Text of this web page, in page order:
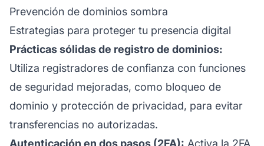
Prevención de dominios sombra
Estrategias para proteger tu presencia digital
Prácticas sólidas de registro de dominios:
Utiliza registradores de confianza con funciones
de seguridad mejoradas, como bloqueo de
dominio y protección de privacidad, para evitar
transferencias no autorizadas.
Autenticación en dos pasos (2FA): Activa la 2FA